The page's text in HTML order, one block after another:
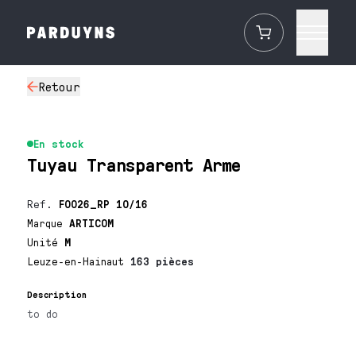
Retour
En stock
Tuyau Transparent Arme
Ref. F0026_RP 10/16
MarqueARTICOM
Unité M
Leuze-en-Hainaut 163 pièces
Description
to do